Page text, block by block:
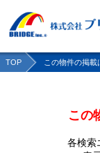
TOP この物件の掲載
この
各検索